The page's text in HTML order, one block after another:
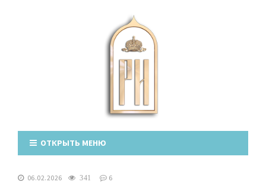
ОТКРЫТЬ МЕНЮ
06.02.2026 341 6